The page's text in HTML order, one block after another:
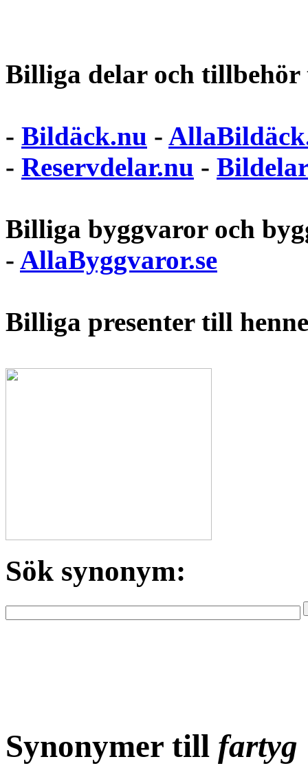
Billiga delar och
- Bildäck.nu -
- Reservdelar.nu - Bildelar
Billiga byggvaror och
- AllaByggvaror.se
Billiga presenter till
Sök synonym:
Synonymer till fartyg